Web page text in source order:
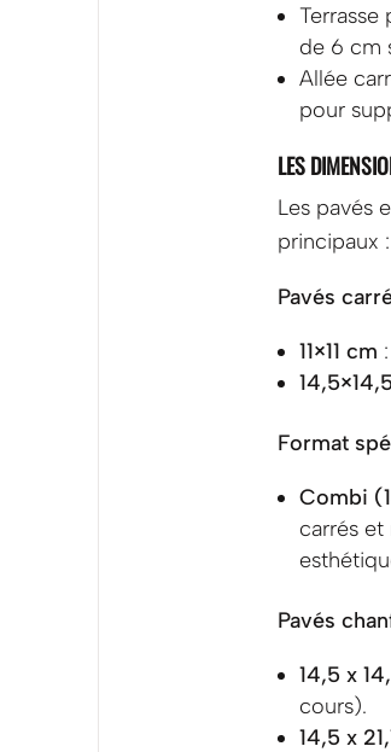
de 6 cm
Allée
pour
LES
Les pavés
principaux :
Pavés
11×11 cm
Format
Combi
carrés et
Pavés
14,5 x
cours).
14,5 x